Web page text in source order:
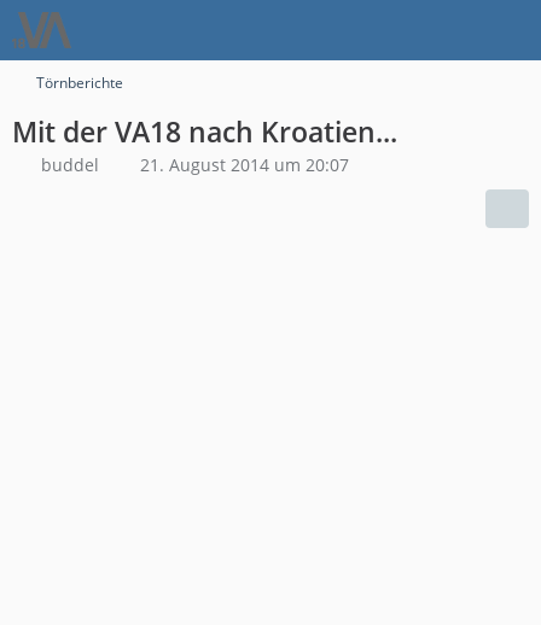
Törnberichte
Mit der VA18 nach Kroatien...
buddel 21. August 2014 um 20:07